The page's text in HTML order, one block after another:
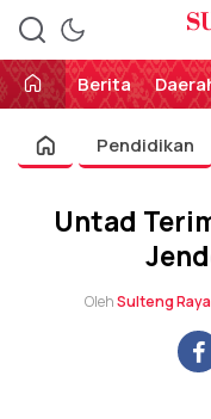
Berita
Pendidikan
Untad
OlehSulteng Raya